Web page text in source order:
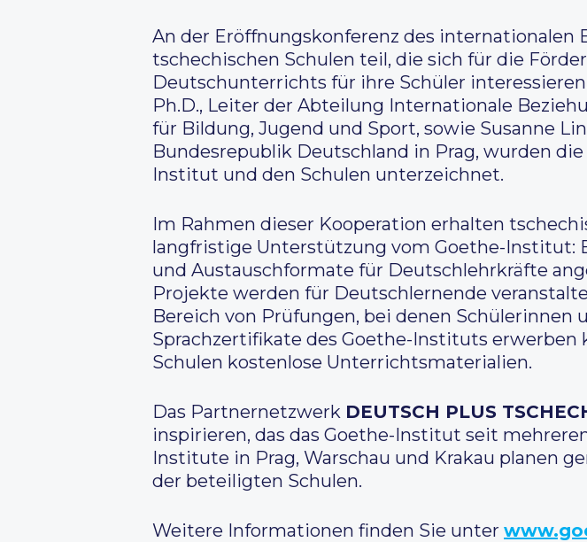
An der Eröffnungskonferenz des
tschechischen Schulen teil, die sich für die
Deutschunterrichts für ihre Schüler
Ph.D., Leiter der Abteilung Internationale
für Bildung, Jugend und Sport, sowie Susanne
Bundesrepublik Deutschland in Prag, wurden
Institut und den Schulen unterzeichnet.
Im Rahmen dieser Kooperation erhalten
langfristige Unterstützung vom Goethe-Institut:
und Austauschformate für Deutschlehrkräfte
Projekte werden für Deutschlernende
Bereich von Prüfungen, bei denen Schülerinnen
Sprachzertifikate des Goethe-Instituts
Schulen kostenlose Unterrichtsmaterialien.
Das Partnernetzwerk DEUTSCH PLUS
inspirieren, das das Goethe-Institut seit
Institute in Prag, Warschau und Krakau planen
der beteiligten Schulen.
Weitere Informationen finden Sie unter